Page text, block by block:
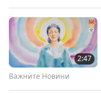
9
32:24
Важните Новини
2:47
Важните Новини